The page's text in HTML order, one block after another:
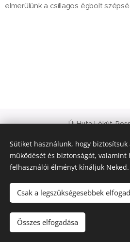
elmerülünk a csillagos égbolt
Új Huta Lókút-
Európa Kultúrális
PAJTA
© 2021 Minden jog
Magyar
Sütiket használunk, hogy
működését és biztonságát, valamint
felhasználói élményt kínáljuk Neked.
Csak a legszükségesebbek
Összes elfogadása